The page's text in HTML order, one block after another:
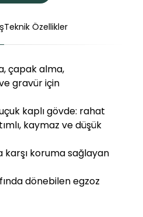
Teknik Özellikler
çapak alma,
gravür için
kaplı gövde: rahat
kaymaz ve düşük
karşı koruma sağlayan
dönebilen egzoz